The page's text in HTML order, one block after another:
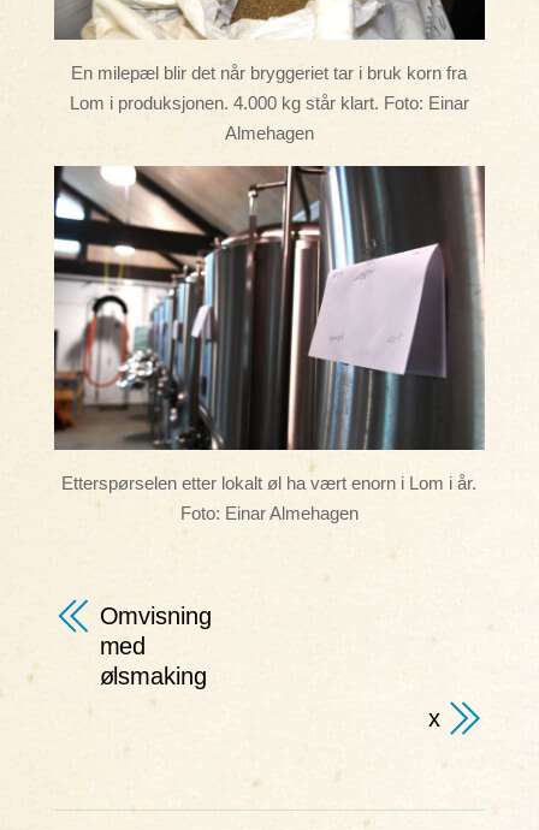
En milepæl blir det når bryggeriet tar i bruk korn fra
Lom i produksjonen. 4.000 kg står klart. Foto: Einar
Almehagen
Etterspørselen etter lokalt øl ha vært enorn i Lom i år.
Foto: Einar Almehagen
Omvisning
med
ølsmaking
x